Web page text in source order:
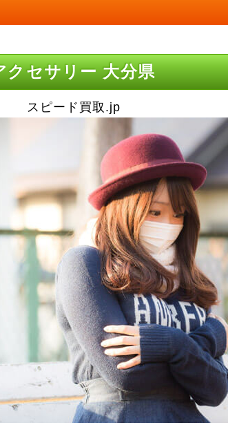
クセサリー 大分県
スピード買取.jp